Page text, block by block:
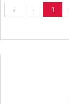
« ‹ 1